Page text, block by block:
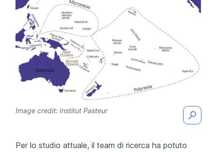
Image credit: Institut Pasteur
Per lo studio attuale, il team di ricerca ha potuto